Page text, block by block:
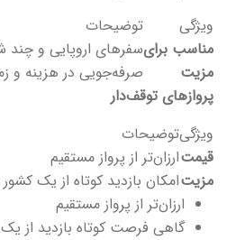
ویژگی
توضیحات
مناسب برایسفرهای اروپایی و چند
مزیت
صرفه‌جویی در هزینه و
پروازهای توقف‌دار
ویژگیتوضیحات
قیمتارزان‌تر از پرواز مستقیم
مزیتامکان بازدید کوتاه از یک
ارزان‌تر از پرواز مستقیم
گاهی فرصت کوتاه بازدید از